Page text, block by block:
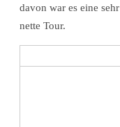
davon war es eine sehr
nette Tour.